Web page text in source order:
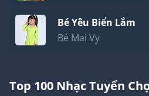
Bé Yêu Biển Lắm
Bé Mai Vy
Top 100 Nhạc Tuyển